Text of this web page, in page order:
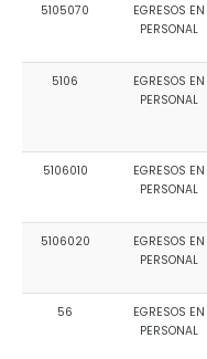
5105070
EGRESOS EN
PERSONAL
5106
EGRESOS EN
PERSONAL
5106010
EGRESOS EN
PERSONAL
5106020
EGRESOS EN
PERSONAL
56
EGRESOS EN
PERSONAL